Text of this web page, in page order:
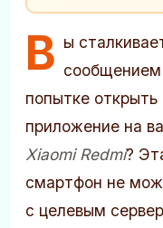
В ы
сообщением
попытке открыть
приложение на
Xiaomi Redmi?
смартфон не
с целевым